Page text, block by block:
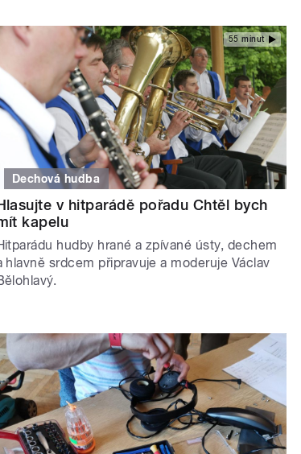
55 minut
Dechová hudba
v hitparádě pořadu Chtěl bych
kapelu
hudby hrané a zpívané ústy, dechem
hlavně srdcem připravuje a moderuje Václav